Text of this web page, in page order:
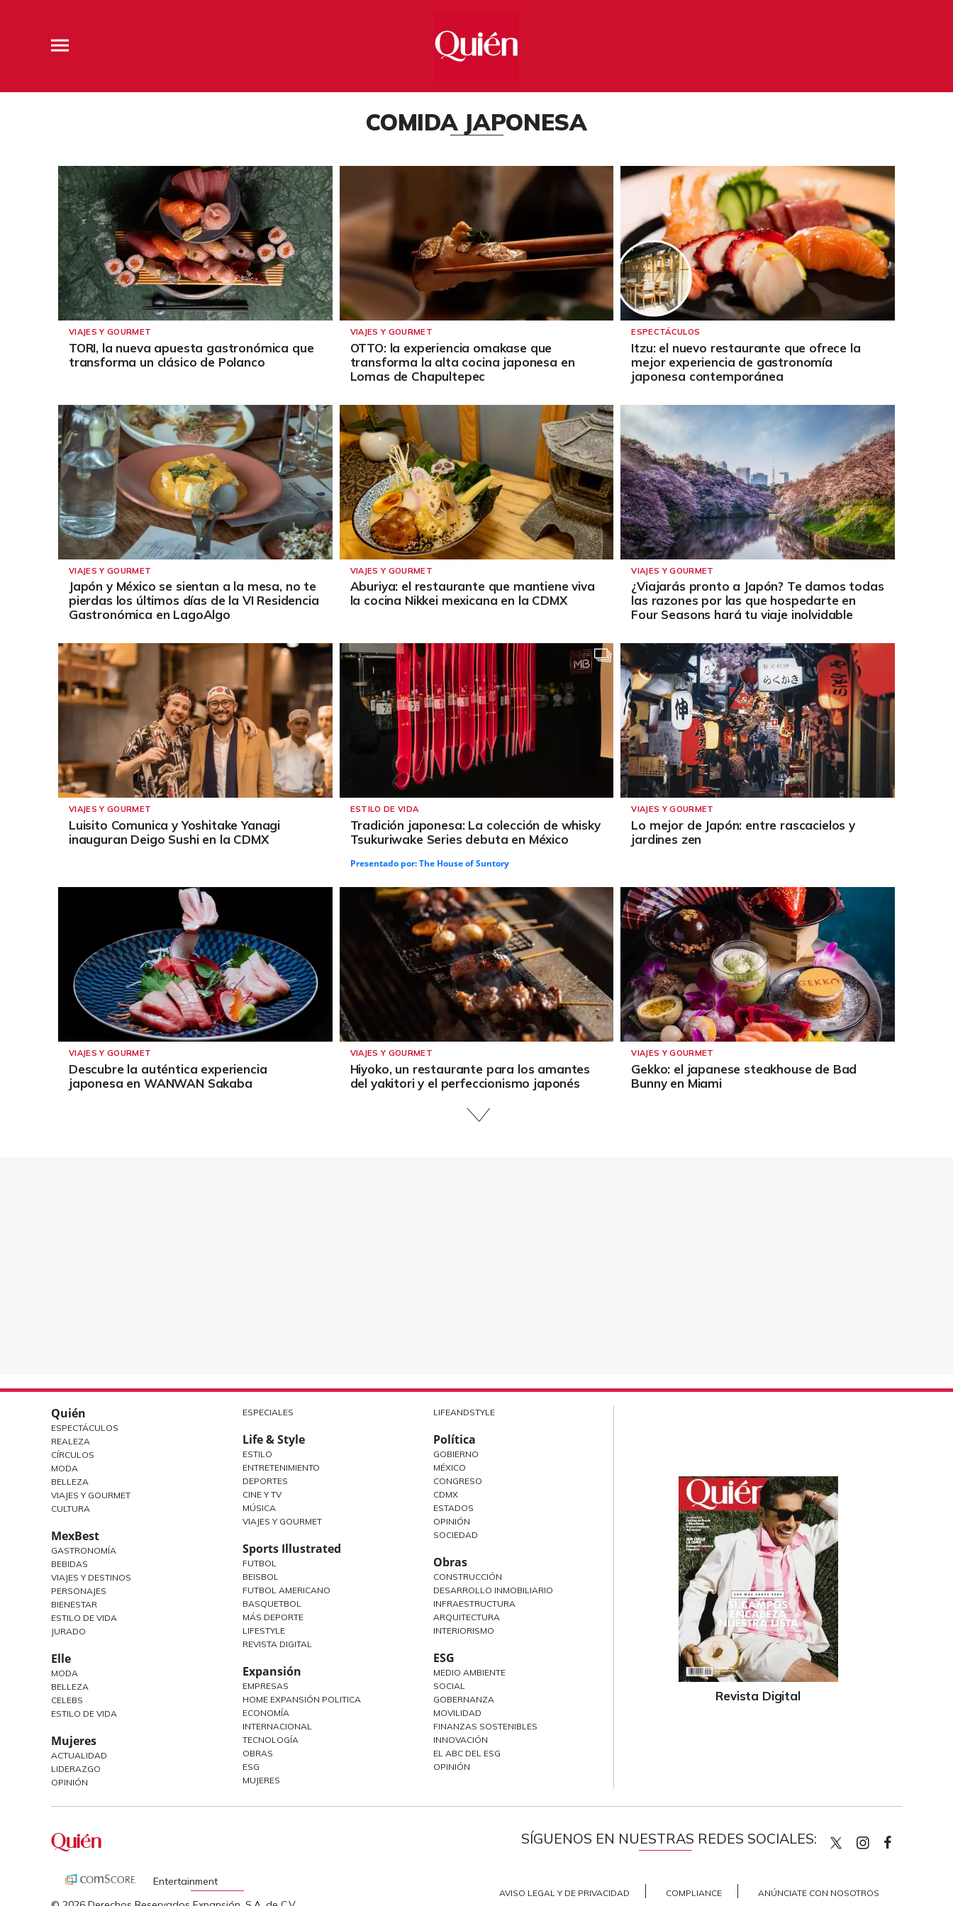
COMIDA JAPONESA
VIAJES Y GOURMET
TORI, la nueva apuesta gastronómica que
transforma un clásico de Polanco
VIAJES Y GOURMET
OTTO: la experiencia omakase que
transforma la alta cocina japonesa en
Lomas de Chapultepec
ESPECTÁCULOS
Itzu: el nuevo restaurante que ofrece la
mejor experiencia de gastronomía
japonesa contemporánea
VIAJES Y GOURMET
Japón y México se sientan a la mesa, no te
pierdas los últimos días de la VI Residencia
Gastronómica en LagoAlgo
VIAJES Y GOURMET
Aburiya: el restaurante que mantiene viva
la cocina Nikkei mexicana en la CDMX
VIAJES Y GOURMET
¿Viajarás pronto a Japón? Te damos todas
las razones por las que hospedarte en
Four Seasons hará tu viaje inolvidable
VIAJES Y GOURMET
Luisito Comunica y Yoshitake Yanagi
inauguran Deigo Sushi en la CDMX
ESTILO DE VIDA
Tradición japonesa: La colección de whisky
Tsukuriwake Series debuta en México
Presentado por:The House of Suntory
VIAJES Y GOURMET
Lo mejor de Japón: entre rascacielos y
jardines zen
VIAJES Y GOURMET
Descubre la auténtica experiencia
japonesa en WANWAN Sakaba
VIAJES Y GOURMET
Hiyoko, un restaurante para los amantes
del yakitori y el perfeccionismo japonés
VIAJES Y GOURMET
Gekko: el japanese steakhouse de Bad
Bunny en Miami
Quién
ESPECTÁCULOS
REALEZA
CÍRCULOS
MODA
BELLEZA
VIAJES Y GOURMET
CULTURA
MexBest
GASTRONOMÍA
BEBIDAS
VIAJES Y DESTINOS
PERSONAJES
BIENESTAR
ESTILO DE VIDA
JURADO
Elle
MODA
BELLEZA
CELEBS
ESTILO DE VIDA
Mujeres
ACTUALIDAD
LIDERAZGO
OPINIÓN
ESPECIALES
Life & Style
ESTILO
ENTRETENIMIENTO
DEPORTES
CINE Y TV
MÚSICA
VIAJES Y GOURMET
Sports Illustrated
FUTBOL
BEISBOL
FUTBOL AMERICANO
BASQUETBOL
MÁS DEPORTE
LIFESTYLE
REVISTA DIGITAL
Expansión
EMPRESAS
HOME EXPANSIÓN POLITICA
ECONOMÍA
INTERNACIONAL
TECNOLOGÍA
OBRAS
ESG
MUJERES
LIFEANDSTYLE
Política
GOBIERNO
MÉXICO
CONGRESO
CDMX
ESTADOS
OPINIÓN
SOCIEDAD
Obras
CONSTRUCCIÓN
DESARROLLO INMOBILIARIO
INFRAESTRUCTURA
ARQUITECTURA
INTERIORISMO
ESG
MEDIO AMBIENTE
SOCIAL
GOBERNANZA
MOVILIDAD
FINANZAS SOSTENIBLES
INNOVACIÓN
EL ABC DEL ESG
OPINIÓN
Revista Digital
AVISO LEGAL Y DE PRIVACIDAD COMPLIANCE ANÚNCIATE CON NOSOTROS
SÍGUENOS EN NUESTRAS REDES SOCIALES: quiencom
Entertainment